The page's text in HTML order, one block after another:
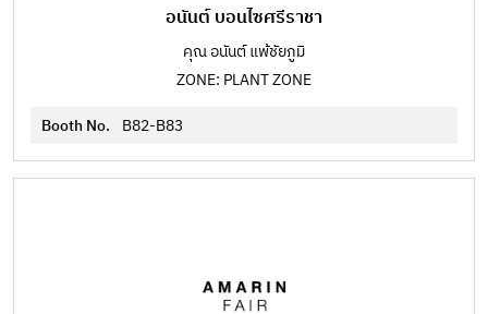
อนันต์ บอนไซศรีราชา
คุณ อนันต์ แพ้ชัยภูมิ
ZONE: PLANT ZONE
Booth No. B82-B83